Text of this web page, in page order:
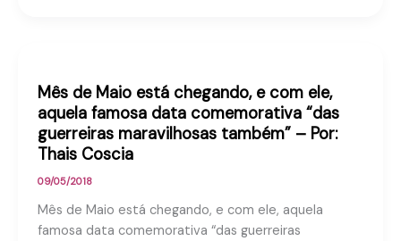
Mês de Maio está chegando, e com ele,
aquela famosa data comemorativa “das
guerreiras maravilhosas também” – Por:
Thais Coscia
09/05/2018
Mês de Maio está chegando, e com ele, aquela
famosa data comemorativa “das guerreiras